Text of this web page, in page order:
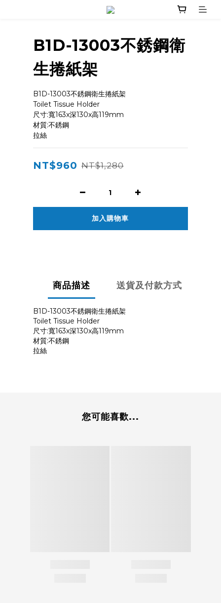
B1D-13003不銹鋼衛
生捲紙架
B1D-13003不銹鋼衛生捲紙架
Toilet Tissue Holder
尺寸:寬163x深130x高119mm
材質:不銹鋼
拉絲
NT$960 NT$1,280
加入購物車
商品描述 送貨及付款方式
B1D-13003不銹鋼衛生捲紙架
Toilet Tissue Holder
尺寸:寬163x深130x高119mm
材質:不銹鋼
拉絲
您可能喜歡...